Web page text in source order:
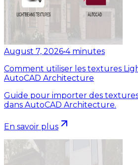
August 7, 2026•4 minutes
Comment utiliser les textures
AutoCAD Architecture
Guide pour importer des
dans AutoCAD Architecture.
En savoir plus